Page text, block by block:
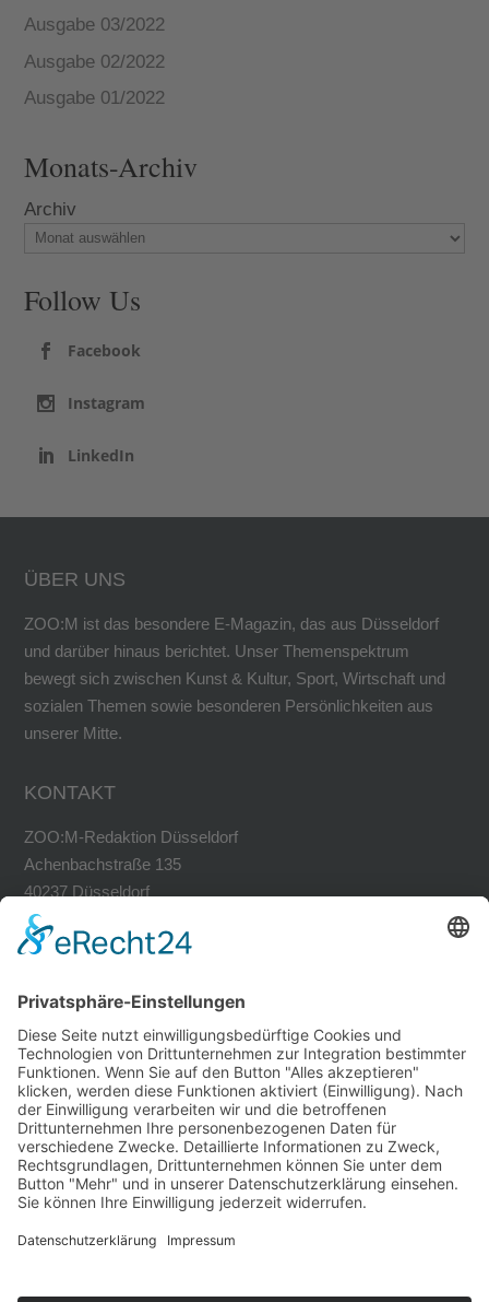
Ausgabe 03/2022
Ausgabe 02/2022
Ausgabe 01/2022
Monats-Archiv
Archiv
Follow Us
Facebook
Instagram
LinkedIn
ÜBER UNS
ZOO:M ist das besondere E-Magazin, das aus Düsseldorf
und darüber hinaus berichtet. Unser Themenspektrum
bewegt sich zwischen Kunst & Kultur, Sport, Wirtschaft und
sozialen Themen sowie besonderen Persönlichkeiten aus
unserer Mitte.
KONTAKT
ZOO:M-Redaktion Düsseldorf
Achenbachstraße 135
40237 Düsseldorf
Tel. 0211-30200741
Fax 0211-30200749
RECHTLICHES
Impressum
Datenschutz
Datenschutz Social Networks
Mediadaten